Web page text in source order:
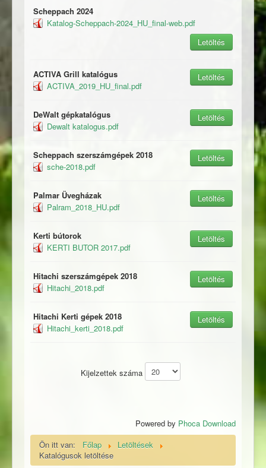
Scheppach 2024
Katalog-Scheppach-2024_HU_final-web.pdf
Letöltés
ACTIVA Grill katalógus
ACTIVA_2019_HU_final.pdf
Letöltés
DeWalt gépkatalógus
Dewalt katalogus.pdf
Letöltés
Scheppach szerszámgépek 2018
sche-2018.pdf
Letöltés
Palmar Üvegházak
Palram_2018_HU.pdf
Letöltés
Kerti bútorok
KERTI BUTOR 2017.pdf
Letöltés
Hitachi szerszámgépek 2018
Hitachi_2018.pdf
Letöltés
Hitachi Kerti gépek 2018
Hitachi_kerti_2018.pdf
Letöltés
Kijelzettek száma
Powered by Phoca Download
Ön itt van:
Főlap
Letöltések
Katalógusok letöltése